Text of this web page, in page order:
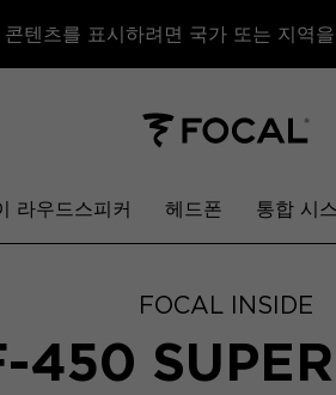
텐츠를 표시하려면 국가 또는 지역을
라우드스피커 헤드폰 통합 시
FOCAL INSIDE
450